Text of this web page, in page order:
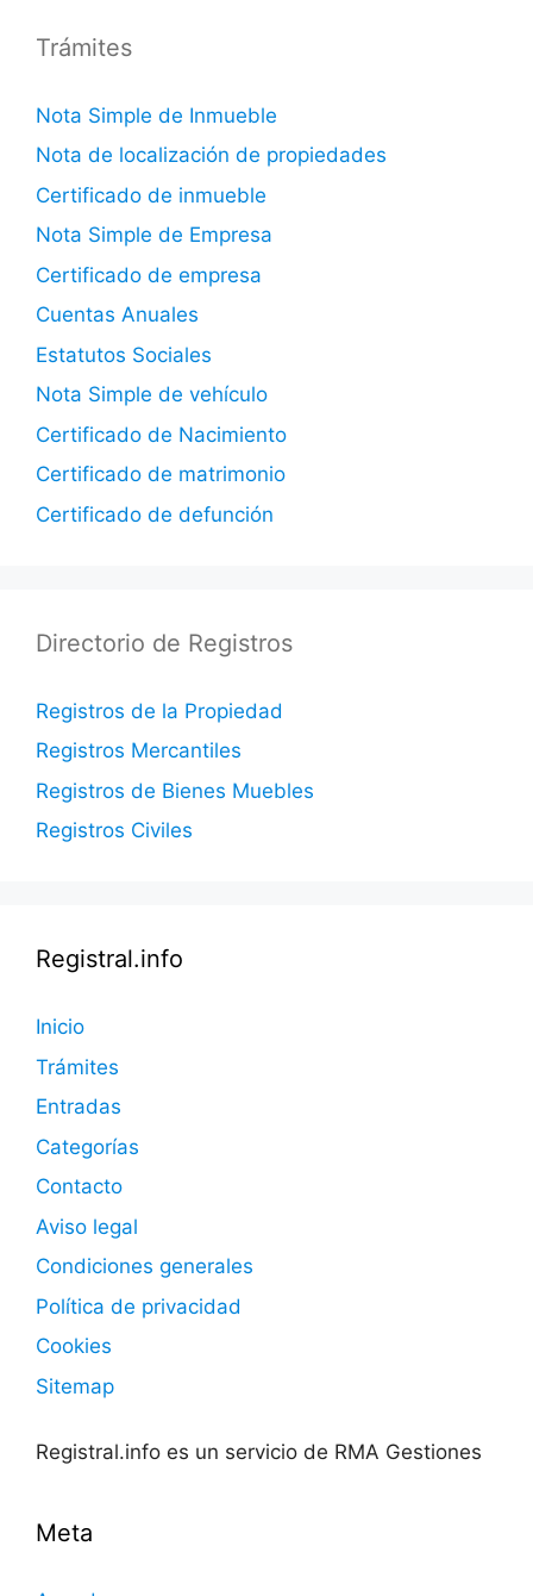
Trámites
Nota Simple de Inmueble
Nota de localización de propiedades
Certificado de inmueble
Nota Simple de Empresa
Certificado de empresa
Cuentas Anuales
Estatutos Sociales
Nota Simple de vehículo
Certificado de Nacimiento
Certificado de matrimonio
Certificado de defunción
Directorio de Registros
Registros de la Propiedad
Registros Mercantiles
Registros de Bienes Muebles
Registros Civiles
Registral.info
Inicio
Trámites
Entradas
Categorías
Contacto
Aviso legal
Condiciones generales
Política de privacidad
Cookies
Sitemap
Registral.info es un servicio de RMA Gestiones
Meta